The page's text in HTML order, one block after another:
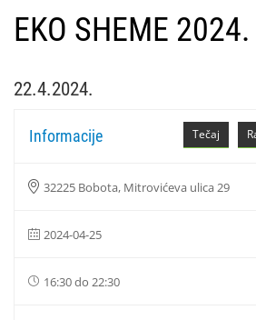
EKO SHEME 2024.
22.4.2024.
Tečaj
Informacije
32225 Bobota, Mitrovićeva ulica 29
2024-04-25
16:30 do 22:30